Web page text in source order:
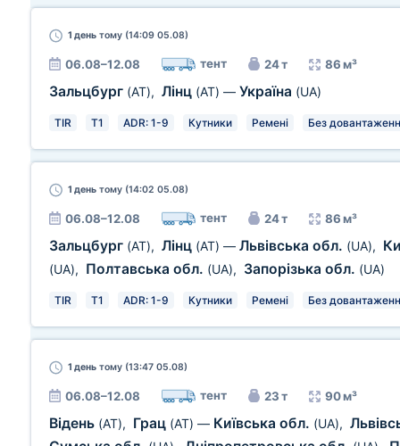
1 день тому (14:09 05.08)
06.08–12.08 тент 24 т 86 м³
Зальцбург (AT), Лінц (AT) — Україна (UA)
TIR T1 ADR: 1-9 Кутники Ремені Без
1 день тому (14:02 05.08)
06.08–12.08 тент 24 т 86 м³
Зальцбург (AT), Лінц (AT) — Львівська обл. (UA),
(UA), Полтавська обл. (UA), Запорізька обл. (UA)
TIR T1 ADR: 1-9 Кутники Ремені Без
1 день тому (13:47 05.08)
06.08–12.08 тент 23 т 90 м³
Відень (AT), Грац (AT) — Київська обл. (UA),